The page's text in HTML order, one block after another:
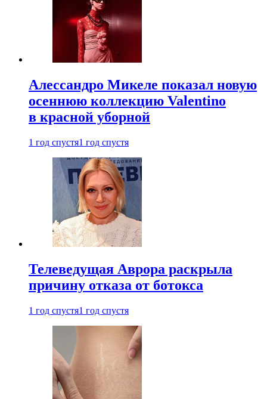
Алессандро Микеле показал новую
осеннюю коллекцию Valentino
в красной уборной
1 год спустя1 год спустя
Телеведущая Аврора раскрыла
причину отказа от ботокса
1 год спустя1 год спустя